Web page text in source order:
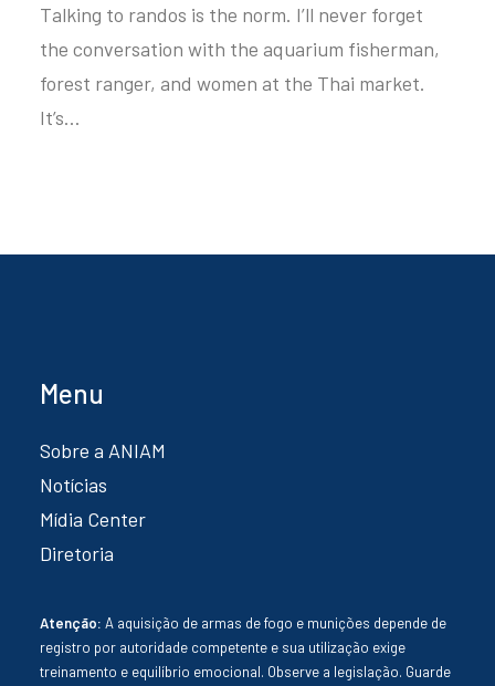
Talking to randos is the norm. I’ll never forget
the conversation with the aquarium fisherman,
forest ranger, and women at the Thai market.
It’s…
Menu
Sobre a ANIAM
Notícias
Mídia Center
Diretoria
Atenção: A aquisição de armas de fogo e munições depende de
registro por autoridade competente e sua utilização exige
treinamento e equilíbrio emocional. Observe a legislação. Guarde